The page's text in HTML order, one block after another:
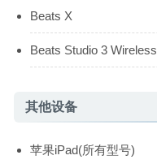
Beats X
Beats Studio 3 Wireless
其他设备
苹果iPad(所有型号)